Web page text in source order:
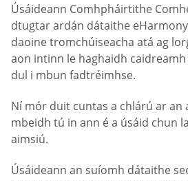
Úsáideann Comhpháirtithe
dtugtar ardán dátaithe
daoine tromchúiseacha atá ag
aon intinn le haghaidh
dul i mbun fadtréimhse.
Ní mór duit cuntas a chlárú ar an
mbeidh tú in ann é a úsáid chun
aimsiú.
Úsáideann an suíomh dátaithe